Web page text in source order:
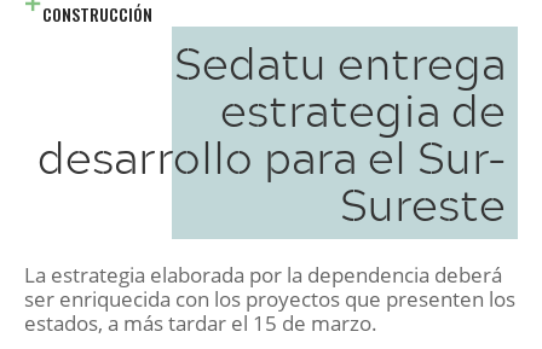
CONSTRUCCIÓN
Sedatu entrega
estrategia de
desarrollo para el Sur-
Sureste
La estrategia elaborada por la dependencia deberá
ser enriquecida con los proyectos que presenten los
estados, a más tardar el 15 de marzo.